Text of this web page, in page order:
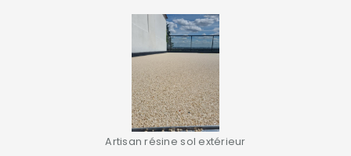
Artisan résine sol extérieur